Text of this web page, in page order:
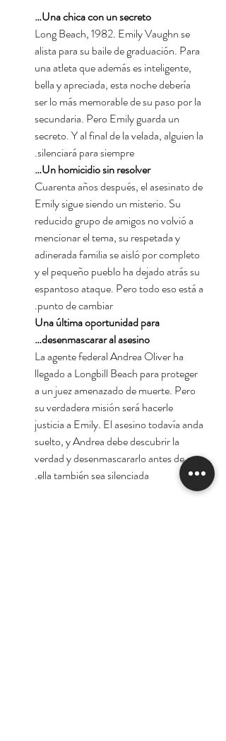
Una chica con un secreto…
Long Beach, 1982. Emily Vaughn se
alista para su baile de graduación. Para
una atleta que además es inteligente,
bella y apreciada, esta noche debería
ser lo más memorable de su paso por la
secundaria. Pero Emily guarda un
secreto. Y al final de la velada, alguien la
silenciará para siempre.
Un homicidio sin resolver…
Cuarenta años después, el asesinato de
Emily sigue siendo un misterio. Su
reducido grupo de amigos no volvió a
mencionar el tema, su respetada y
adinerada familia se aisló por completo
y el pequeño pueblo ha dejado atrás su
espantoso ataque. Pero todo eso está a
punto de cambiar.
Una última oportunidad para
desenmascarar al asesino…
La agente federal Andrea Oliver ha
llegado a Longbill Beach para proteger
a un juez amenazado de muerte. Pero
su verdadera misión será hacerle
justicia a Emily. El asesino todavía anda
suelto, y Andrea debe descubrir la
verdad y desenmascararlo antes de que
ella también sea silenciada.